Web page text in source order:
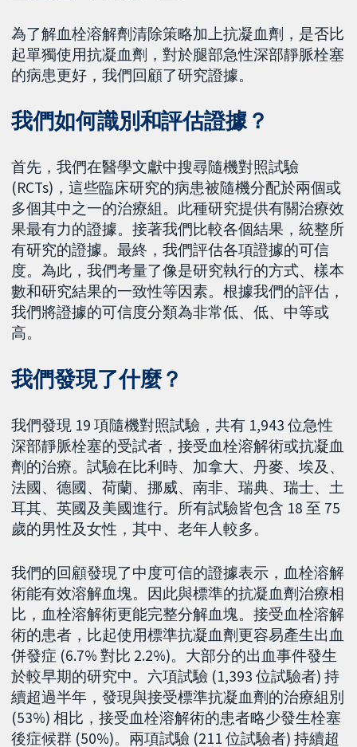
為了解血栓溶解劑清除策略加上抗凝血劑，是否比
起單獨使用抗凝血劑，對於腿部急性深部靜脈栓塞
的病患更好，我們回顧了研究證據。
我們如何識別和評估證據？
首先，我們在醫學文獻中搜尋隨機對照試驗
(RCTs)，這些臨床研究的病患被隨機分配於兩個或
多個其中之一的治療組。此種研究提供有關治療效
果最有力的證據。接著我們比較各個結果，統整所
有研究的證據。最終，我們評估各項證據的可信
度。為此，我們考量了像是研究執行的方式、樣本
數和研究結果的一致性等因素。根據我們的評估，
我們將證據的可信度分類為非常低、低、中等或
高。
我們發現了什麼？
我們發現 19 項隨機對照試驗，共有 1,943 位急性
深部靜脈栓塞的受試者，接受血栓溶解術或抗凝血
劑的治療。試驗在比利時、加拿大、丹麥、埃及、
法國、德國、荷蘭、挪威、南非、瑞典、瑞士、土
耳其、英國及美國進行。所有試驗皆包含 18 至 75
歲的男性及女性，其中、老年人較多。
我們的回顧發現了中度可信的證據表示，血栓溶解
術能有效溶解血塊。因此與標準的抗凝血劑治療相
比，血栓溶解術更能完整分解血塊。接受血栓溶解
術的患者，比起使用標準抗凝血劑更容易產生出血
併發症 (6.7% 對比 2.2%)。大部分的出血事件發生
於較早期的研究中。六項試驗 (1,393 位試驗者) 持
續超過半年，發現與接受標準抗凝血劑的治療組別
(53%) 相比，接受血栓溶解術的患者略少發生栓塞
後症候群 (50%)。兩項試驗 (211 位試驗者) 持續超